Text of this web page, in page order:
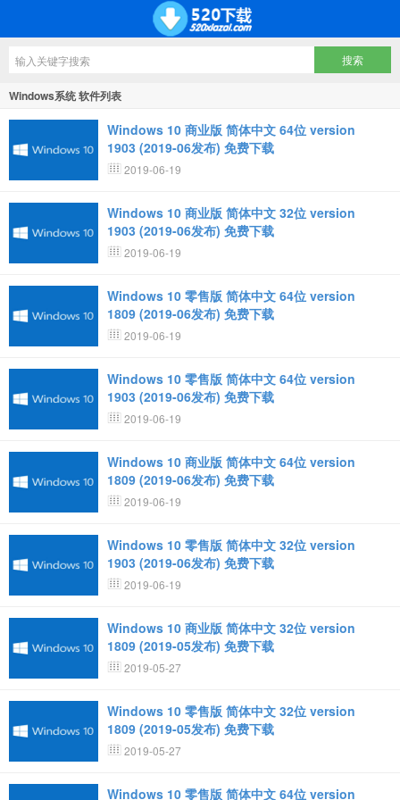
Windows系统 软件列表
Windows 10 商业版 简体中文 64位 version
1903 (2019-06发布) 免费下载
2019-06-19
Windows 10 商业版 简体中文 32位 version
1903 (2019-06发布) 免费下载
2019-06-19
Windows 10 零售版 简体中文 64位 version
1809 (2019-06发布) 免费下载
2019-06-19
Windows 10 零售版 简体中文 64位 version
1903 (2019-06发布) 免费下载
2019-06-19
Windows 10 商业版 简体中文 64位 version
1809 (2019-06发布) 免费下载
2019-06-19
Windows 10 零售版 简体中文 32位 version
1903 (2019-06发布) 免费下载
2019-06-19
Windows 10 商业版 简体中文 32位 version
1809 (2019-05发布) 免费下载
2019-05-27
Windows 10 零售版 简体中文 32位 version
1809 (2019-05发布) 免费下载
2019-05-27
Windows 10 零售版 简体中文 64位 version